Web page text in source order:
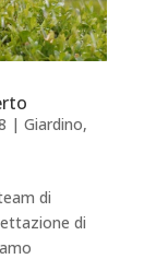
| Giardino,
di
di